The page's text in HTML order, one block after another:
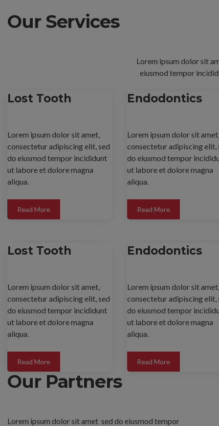
Our Services
Lorem ipsum dolor sit
eiusmod tempor
Lost Tooth
Lorem ipsum dolor sit amet,
consectetur adipiscing elit, sed
do eiusmod tempor incididunt
ut labore et dolore magna
aliqua.
Read More
Endodontics
Lorem ipsum dolor sit amet,
consectetur adipiscing elit,
do eiusmod tempor
ut labore et dolore magna
aliqua.
Read More
Lost Tooth
Lorem ipsum dolor sit amet,
consectetur adipiscing elit, sed
do eiusmod tempor incididunt
ut labore et dolore magna
aliqua.
Read More
Endodontics
Lorem ipsum dolor sit amet,
consectetur adipiscing elit,
do eiusmod tempor
ut labore et dolore magna
aliqua.
Read More
Our Partners
Lorem ipsum dolor sit amet sed do eiusmod tempor